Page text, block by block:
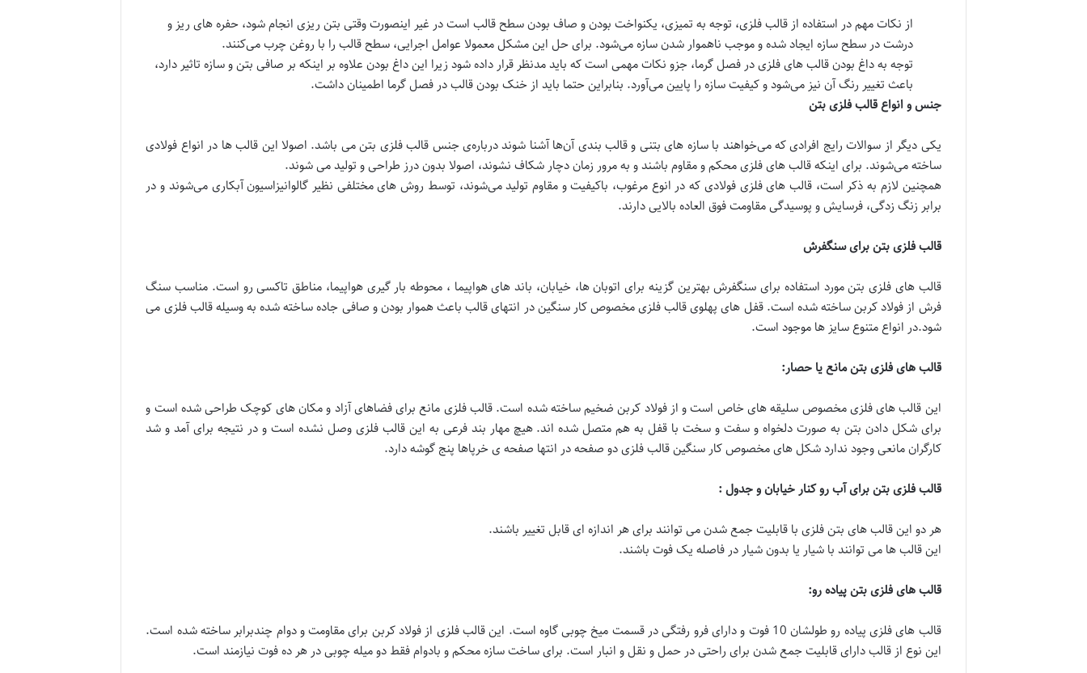
از نکات مهم در استفاده از قالب فلزی، توجه به تمیزی، یکنواخت بودن و صاف بودن سطح قالب است در غیر اینصورت وقتی بتن ریزی انجام شود، حفره های ریز و
درشت در سطح سازه ایجاد شده و موجب ناهموار شدن سازه می‌شود. برای حل این مشکل معمولا عوامل اجرایی، سطح قالب را با روغن چرب می‌کنند.
توجه به داغ بودن قالب های فلزی در فصل گرما، جزو نکات مهمی است که باید مدنظر قرار داده شود زیرا این داغ بودن علاوه بر اینکه بر صافی بتن و سازه تاثیر دارد،
باعث تغییر رنگ آن نیز می‌شود و کیفیت سازه را پایین می‌آورد. بنابراین حتما باید از خنک بودن قالب در فصل گرما اطمینان داشت.
جنس و انواع قالب فلزی بتن
یکی دیگر از سوالات رایج افرادی که می‌خواهند با سازه های بتنی و قالب بندی آن‌ها آشنا شوند درباره‌ی جنس قالب فلزی بتن می باشد. اصولا این قالب ها در انواع فولادی
ساخته می‌شوند. برای اینکه قالب های فلزی محکم و مقاوم باشند و به مرور زمان دچار شکاف نشوند، اصولا بدون درز طراحی و تولید می شوند.
همچنین لازم به ذکر است، قالب های فلزی فولادی که در انوع مرغوب، باکیفیت و مقاوم تولید می‌شوند، توسط روش های مختلفی نظیر گالوانیزاسیون آبکاری می‌شوند و در
برابر زنگ زدگی، فرسایش و پوسیدگی مقاومت فوق العاده بالایی دارند.
قالب فلزی بتن برای سنگفرش
قالب های فلزی بتن مورد استفاده برای سنگفرش بهترین گزینه برای اتوبان ها، خیابان، باند های هواپیما ، محوطه بار گیری هواپیما، مناطق تاکسی رو است. مناسب سنگ
فرش از فولاد کربن ساخته شده است. قفل های پهلوی قالب فلزی مخصوص کار سنگین در انتهای قالب باعث هموار بودن و صافی جاده ساخته شده به وسیله قالب فلزی می
شود.در انواع متنوع سایز ها موجود است.
قالب های فلزی بتن مانع یا حصار:
این قالب های فلزی مخصوص سلیقه های خاص است و از فولاد کربن ضخیم ساخته شده است. قالب فلزی مانع برای فضاهای آزاد و مکان های کوچک طراحی شده است و
برای شکل دادن بتن به صورت دلخواه و سفت و سخت با قفل به هم متصل شده اند. هیچ مهار بند فرعی به این قالب فلزی وصل نشده است و در نتیجه برای آمد و شد
کارگران مانعی وجود ندارد شکل های مخصوص کار سنگین قالب فلزی دو صفحه در انتها صفحه ی خرپاها پنج گوشه دارد.
قالب فلزی بتن برای آب رو کنار خیابان و جدول :
هر دو این قالب های بتن فلزی با قابلیت جمع شدن می توانند برای هر اندازه ای قابل تغییر باشند.
این قالب ها می توانند با شیار یا بدون شیار در فاصله یک فوت باشند.
قالب های فلزی بتن پیاده رو:
قالب های فلزی پیاده رو طولشان 10 فوت و دارای فرو رفتگی در قسمت میخ چوبی گاوه است. این قالب فلزی از فولاد کربن برای مقاومت و دوام چندبرابر ساخته شده است.
این نوع از قالب دارای قابلیت جمع شدن برای راحتی در حمل و نقل و انبار است. برای ساخت سازه محکم و بادوام فقط دو میله چوبی در هر ده فوت نیازمند است.